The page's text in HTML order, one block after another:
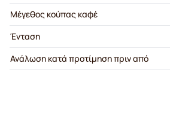
Μέγεθος κούπας καφέ
Ένταση
Ανάλωση κατά προτίμηση πριν από